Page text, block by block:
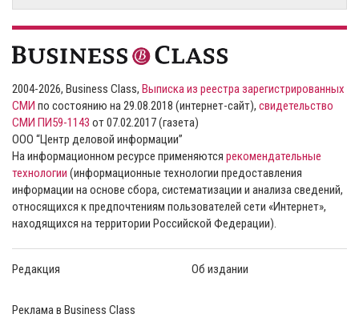
2004-2026, Business Class, Выписка из реестра зарегистрированных
СМИ по состоянию на 29.08.2018 (интернет-сайт), свидетельство
СМИ ПИ59-1143 от 07.02.2017 (газета)
ООО “Центр деловой информации”
На информационном ресурсе применяются рекомендательные
технологии (информационные технологии предоставления
информации на основе сбора, систематизации и анализа сведений,
относящихся к предпочтениям пользователей сети «Интернет»,
находящихся на территории Российской Федерации).
Редакция Об издании
Реклама в Business Class